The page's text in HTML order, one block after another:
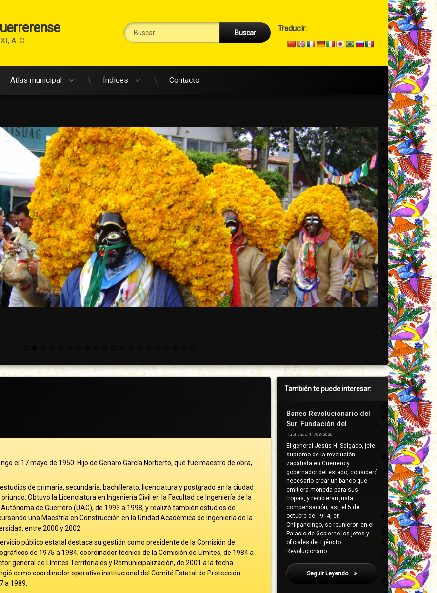
A. C.
Buscar:
→
Secundario
Traducir:
Atlas municipal Índices Contacto
el 17 mayo de 1950. Hijo de Genaro García Norberto, que fue maestro de obra,
de primaria, secundaria, bachillerato, licenciatura y postgrado en la ciudad
Obtuvo la Licenciatura en Ingeniería Civil en la Facultad de Ingeniería de la
de Guerrero (UAG), de 1993 a 1998, y realizó también estudios de
una Maestría en Construcción en la Unidad Académica de Ingeniería de la
entre 2000 y 2002.
público estatal destaca su gestión como presidente de la Comisión de
de 1975 a 1984; coordinador técnico de la Comisión de Límites, de 1984 a
general de Límites Territoriales y Remunicipalización, de 2001 a la fecha.
como coordinador operativo institucional del Comité Estatal de Protección
a 1989.
Barra
derecha
También te puede interesar:
Banco Revolucionario del
Sur, Fundación del
Publicado: 11/03/2020
El general Jesús H. Salgado, jefe
supremo de la revolución
zapatista en Guerrero y
gobernador del estado, consideró
necesario crear un banco que
emitiera moneda para sus
tropas, y recibieran justa
compensación; así, el 5 de
octubre de 1914, en
Chilpancingo, se reunieron en el
Palacio de Gobierno los jefes y
oficiales del Ejército
Revolucionario …
Seguir Leyendo García Pineda, Mario